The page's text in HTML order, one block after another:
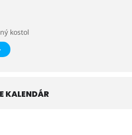
kostol
KALENDÁR